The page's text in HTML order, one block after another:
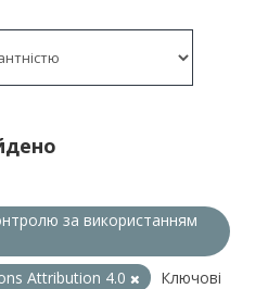
за використанням
Attribution 4.0
Ключові